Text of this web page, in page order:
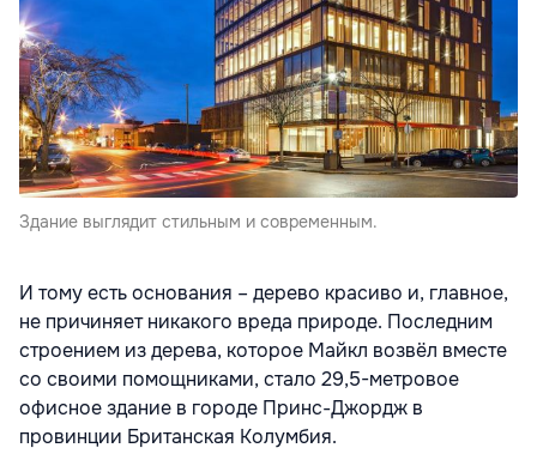
Здание выглядит стильным и современным.
И тому есть основания – дерево красиво и, главное,
не причиняет никакого вреда природе. Последним
строением из дерева, которое Майкл возвёл вместе
со своими помощниками, стало 29,5-метровое
офисное здание в городе Принс-Джордж в
провинции Британская Колумбия.